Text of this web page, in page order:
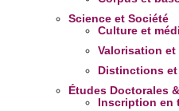
Science et Société
Culture et
Valorisation
Distinctions
Études Doctorales
Inscription en